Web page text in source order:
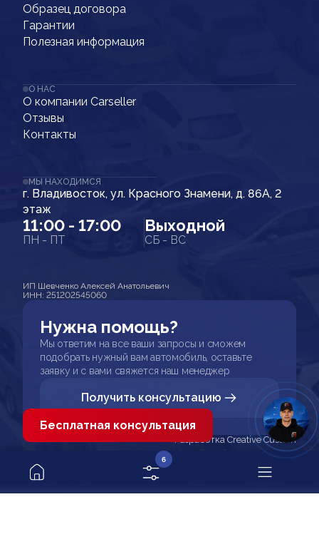
Образец договора
Гарантии
Полезная информация
О НАС
О компании Carseller
Отзывы
Контакты
МЫ НАХОДИМСЯ
г. Владивосток, ул. Красного Знамени, д. 86А, 2
этаж
11:00 - 17:00
ПН - ПТ
Выходной
СБ - ВС
ИП Шевченко Алексей Анатольевич
ИНН: 251202545060
Нужна помощь?
Мы ответим на все ваши запросы и сможем
подобрать нужный вам автомобиль, оставьте
заявку и с вами свяжется наш менеджер
Получить консультацию
Разработка Creative Custom
6
Бесплатная консультация